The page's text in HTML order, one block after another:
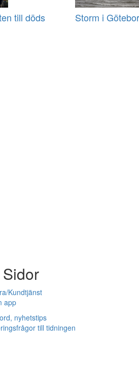
till döds Storm i
Kundtjänst
app
nyhetstips
till tidningen